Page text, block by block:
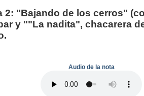
2: "Bajando de los cerros"
y ""La nadita", chacarera
Audio de la nota